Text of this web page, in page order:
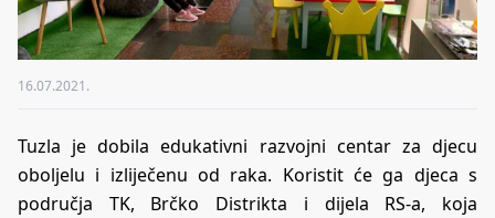
16.07.2021.
Tuzla je dobila edukativni razvojni centar za djecu
oboljelu i izliječenu od raka. Koristit će ga djeca s
područja TK, Brčko Distrikta i dijela RS-a, koja